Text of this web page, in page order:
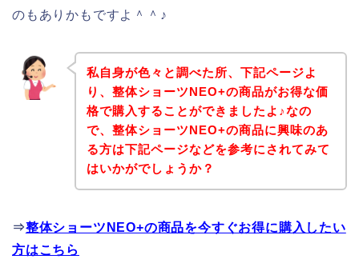
のもありかもですよ＾＾♪
私自身が色々と調べた所、下記ページよ
り、整体ショーツNEO+の商品がお得な価
格で購入することができましたよ♪なの
で、整体ショーツNEO+の商品に興味のあ
る方は下記ページなどを参考にされてみて
はいかがでしょうか？
⇒整体ショーツNEO+の商品を今すぐお得に購入したい
方はこちら